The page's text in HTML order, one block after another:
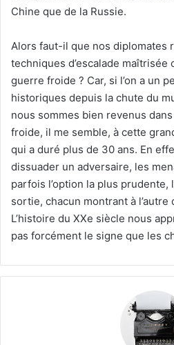
Chine que de la Russie.
Alors faut-il que nos diplomates
techniques d’escalade maîtrisée
guerre froide ? Car, si l’on a un
historiques depuis la chute du
nous sommes bien revenus
froide, il me semble, à cette
qui a duré plus de 30 ans. En
dissuader un adversaire, les
parfois l’option la plus prudente,
sortie, chacun montrant à
L’histoire du XXe siècle nous
pas forcément le signe que les